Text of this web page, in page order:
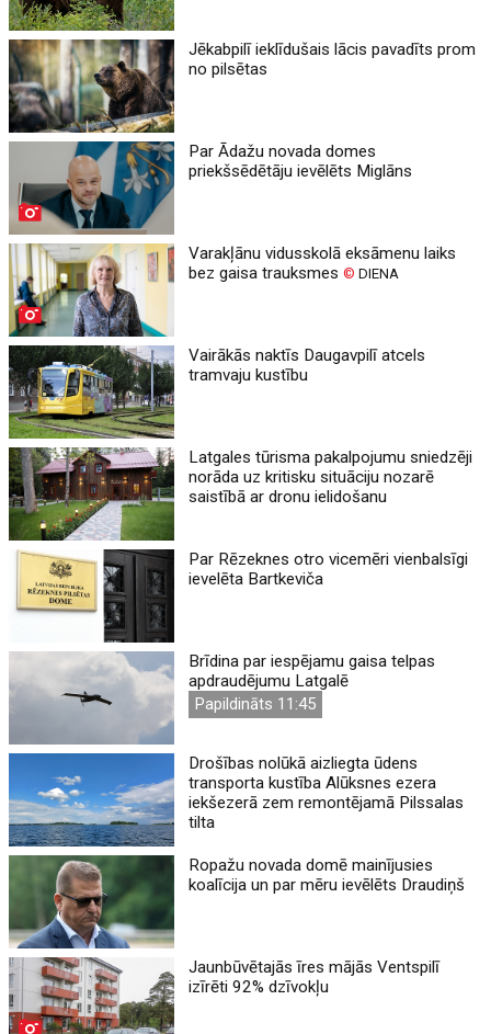
Jēkabpilī ieklīdušais lācis pavadīts prom
no pilsētas
Par Ādažu novada domes
priekšsēdētāju ievēlēts Miglāns
Varakļānu vidusskolā eksāmenu laiks
bez gaisa trauksmes© DIENA
Vairākās naktīs Daugavpilī atcels
tramvaju kustību
Latgales tūrisma pakalpojumu sniedzēji
norāda uz kritisku situāciju nozarē
saistībā ar dronu ielidošanu
Par Rēzeknes otro vicemēri vienbalsīgi
ievelēta Bartkeviča
Brīdina par iespējamu gaisa telpas
apdraudējumu Latgalē
Papildināts 11:45
Drošības nolūkā aizliegta ūdens
transporta kustība Alūksnes ezera
iekšezerā zem remontējamā Pilssalas
tilta
Ropažu novada domē mainījusies
koalīcija un par mēru ievēlēts Draudiņš
Jaunbūvētajās īres mājās Ventspilī
izīrēti 92% dzīvokļu